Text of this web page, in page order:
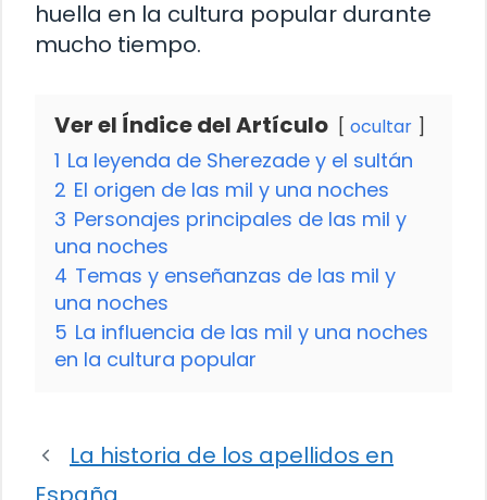
huella en la cultura popular durante
mucho tiempo.
Ver el Índice del Artículo ocultar
1 La leyenda de Sherezade y el sultán
2 El origen de las mil y una noches
3 Personajes principales de las mil y
una noches
4 Temas y enseñanzas de las mil y
una noches
5 La influencia de las mil y una noches
en la cultura popular
La historia de los apellidos en